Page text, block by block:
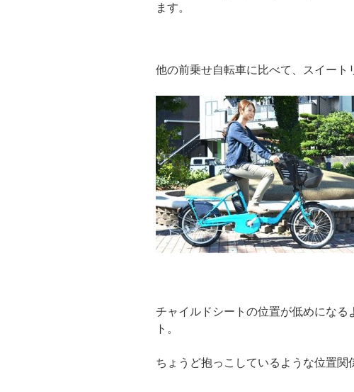
ます。
他の前乗せ自転車に比べて、スイート
チャイルドシートの位置が低めになる
ト。
ちょうど抱っこしているような位置関